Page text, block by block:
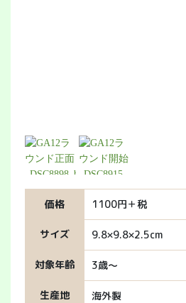
価格 1100円＋税
サイズ 9.8×9.8×2.5cm
対象年齢 3歳～
生産地 海外製